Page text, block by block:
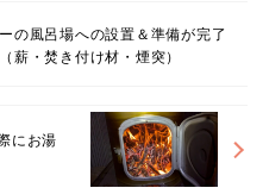
の風呂場への設置＆準備が完了
薪・焚き付け材・煙突）
にお湯